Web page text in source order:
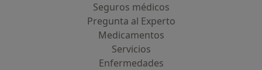
Seguros médicos
Pregunta al Experto
Medicamentos
Servicios
Enfermedades